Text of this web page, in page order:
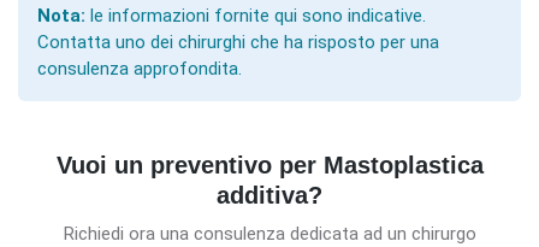
Nota: le informazioni fornite qui sono indicative.
Contatta uno dei chirurghi che ha risposto per una
consulenza approfondita.
Vuoi un preventivo per Mastoplastica
additiva?
Richiedi ora una consulenza dedicata ad un chirurgo